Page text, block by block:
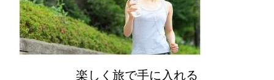
楽しく旅で手に入れる